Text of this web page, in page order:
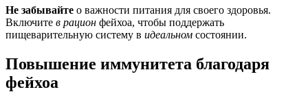
Не забывайте о важности питания для своего здоровья.
Включите в рацион фейхоа, чтобы поддержать
пищеварительную систему в идеальном состоянии.
Повышение иммунитета благодаря
фейхоа